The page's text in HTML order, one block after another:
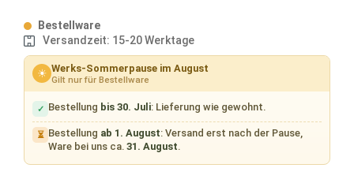
Bestellware
Versandzeit: 15-20 Werktage
☀ Werks-Sommerpause im August
Gilt nur für Bestellware
✓ Bestellung bis 30. Juli: Lieferung wie gewohnt.
⏳ Bestellung ab 1. August: Versand erst nach der Pause,
Ware bei uns ca.31. August.